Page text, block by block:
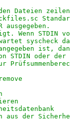
Dateien
ausgegeben.
Wenn STDIN
syscheck
ist,
STDIN oder
aus der